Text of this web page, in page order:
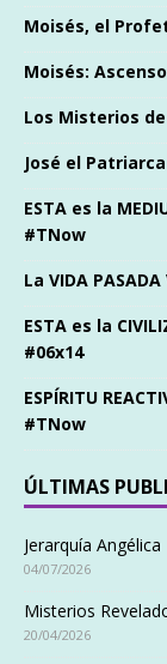
Moisés, el
Moisés: Ascenso
Los Misterios de
José el Patriarca
ESTA es la
#TNow
La VIDA
ESTA es la
#06x14
ESPÍRITU
#TNow
ÚLTIMAS
Jerarquía Angélica
04/07/2026
Misterios
20/04/2026